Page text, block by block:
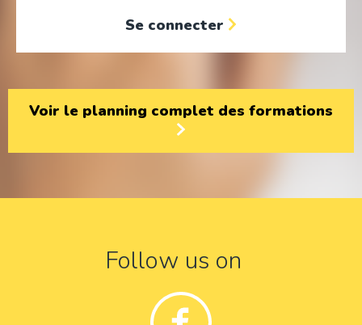
Se connecter
Voir le planning complet des formations
Follow us on
Facebook